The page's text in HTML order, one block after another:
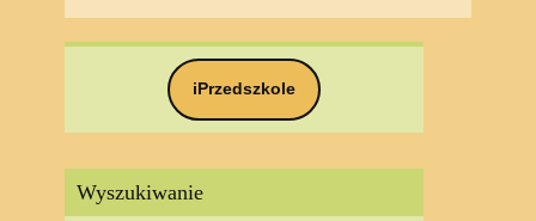
iPrzedszkole
Wyszukiwanie